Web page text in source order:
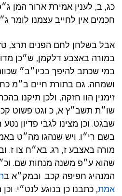
כג, ב, לענין אמירת ארור המן
חכמים אין לחייב עצמנו לומר
אבל בשלחן לחם הפנים תרצ,
במורה באצבע דלקמן, ש״כן
במי שכתב להיפך בכיו״ב״
ושמחה. גם בתורת חיים ב״מ
זימנין הוו חזקה, ולכן תיקנו
שו״ת תשב״ץ א, כ וגט פשוט
שבגט. וכן מצינו לגבי פדיון
בשם רי״ו. ויש שנהגו מה״ט
מורה באצבע ז, רג. בא״ח צו ז.
שהוא ע״פ משנה מנחות שם.
המנהיג חפיפה קכב. ובמק״א ב
אמת, כתבנו כן בנוגע לנט״י.